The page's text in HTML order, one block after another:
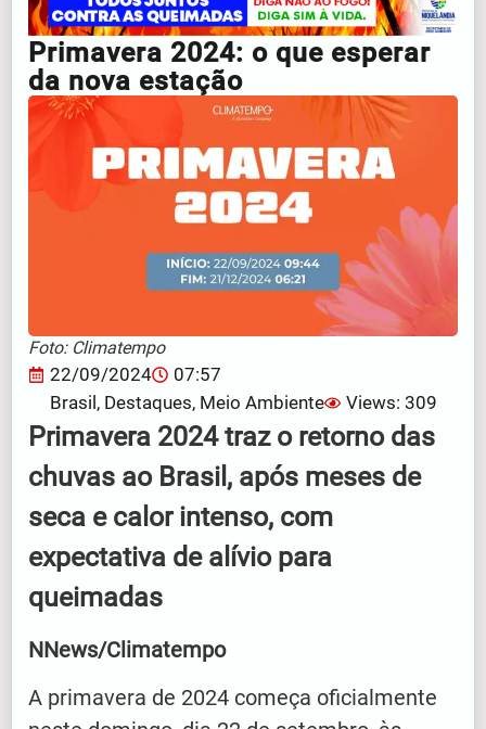
Primavera 2024: o que esperar
da nova estação
Foto: Climatempo
22/09/2024
07:57
Brasil , Destaques, Meio Ambiente Views: 309
Primavera 2024 traz o retorno das
chuvas ao Brasil, após meses de
seca e calor intenso, com
expectativa de alívio para
queimadas
NNews/Climatempo
A primavera de 2024 começa oficialmente